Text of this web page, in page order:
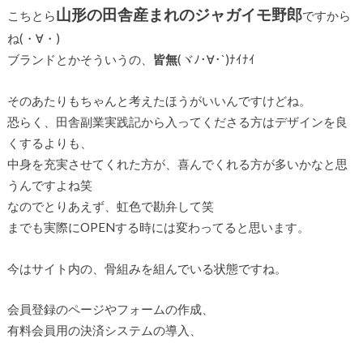
こちとら山形の田舎産まれのジャガイモ野郎ですから
ね(・∀・)
ブランドとかそういうの、 皆無(ヾﾉ･∀･`)ﾅｲﾅｲ
そのあたりもちゃんと考えたほうがいいんですけどね。
恐らく、田舎副業実践記から入ってくださる方はデザインを良
くするよりも、
中身を充実させてくれた方が、喜んでくれる方が多いかなと思
うんですよね笑
なのでとりあえず、虹色で勘弁して笑
までも実際にOPENする時には変わってると思います。
今はサイト内の、骨組みを組んでいる状態ですね。
会員登録のページやフォームの作成、
有料会員用の決済システムの導入、